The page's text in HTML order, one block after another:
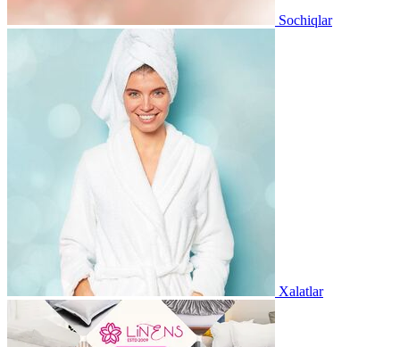
Sochiqlar
Xalatlar